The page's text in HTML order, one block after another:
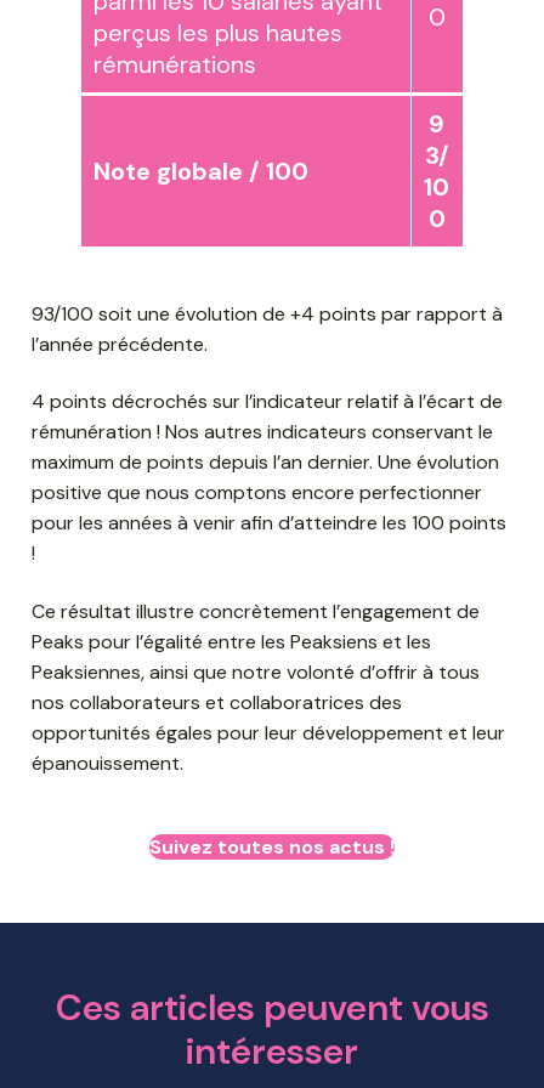
perçus les plus hautes
rémunérations
0
Note globale / 100
9
3/
10
0
93/100 soit une évolution de +4 points par rapport à
l’année précédente.
4 points décrochés sur l’indicateur relatif à l’écart de
rémunération ! Nos autres indicateurs conservant le
maximum de points depuis l’an dernier. Une évolution
positive que nous comptons encore perfectionner
pour les années à venir afin d’atteindre les 100 points
!
Ce résultat illustre concrètement l’engagement de
Peaks pour l’égalité entre les Peaksiens et les
Peaksiennes, ainsi que notre volonté d’offrir à tous
nos collaborateurs et collaboratrices des
opportunités égales pour leur développement et leur
épanouissement.
Suivez toutes nos actus !
Ces articles peuvent vous
intéresser